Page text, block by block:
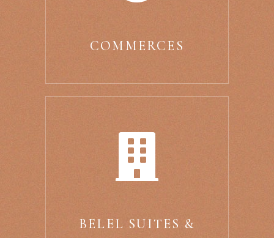
COMMERCES
BELEL SUITES &